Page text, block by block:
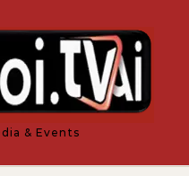
& Events